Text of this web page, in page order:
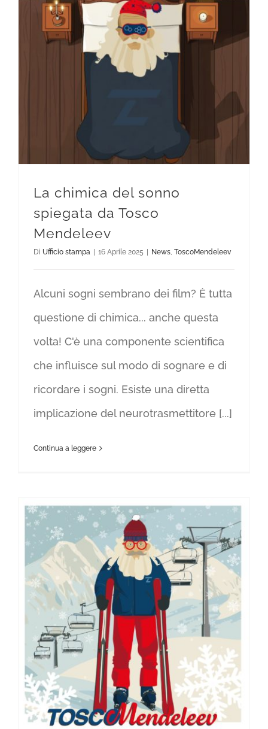
La chimica del sonno
spiegata da Tosco
Mendeleev
Di Ufficio stampa 16 Aprile 2025 News, ToscoMendeleev
Alcuni sogni sembrano dei film? È tutta
questione di chimica... anche questa
volta! C'è una componente scientifica
che influisce sul modo di sognare e di
ricordare i sogni. Esiste una diretta
implicazione del neurotrasmettitore [...]
Continua a leggere